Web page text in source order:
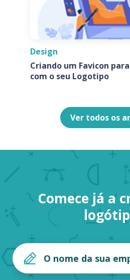
Design
Criando um Favicon
com o seu Logotipo
Ver todos os
Comece já a